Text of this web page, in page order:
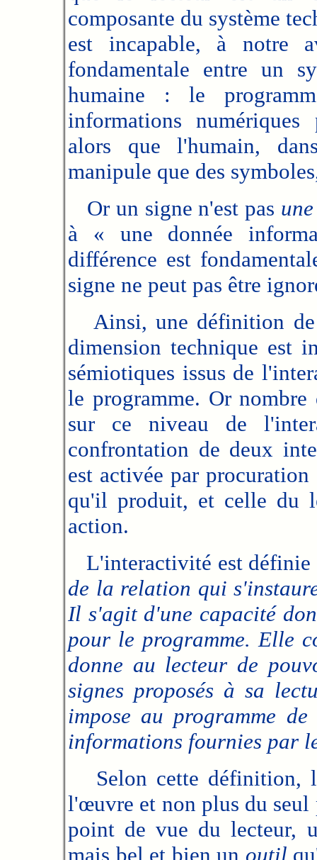
composante du système
est incapable, à notre
fondamentale entre un
humaine : le
informations numériques
alors que l'humain,
manipule que des
Or un signe n'est pas
à « une donnée
différence est
signe ne peut pas être
Ainsi, une définition de
dimension technique est
sémiotiques issus de
le programme. Or nombre
sur ce niveau de
confrontation de deux
est activée par
qu'il produit, et celle du
action.
L'interactivité est définie
de la relation qui
Il s'agit d'une capacité
pour le programme. Elle
donne au lecteur de
signes proposés à sa
impose au programme
informations fournies par
Selon cette définition,
l'œuvre et non plus du
point de vue du lecteur,
mais bel et bien un outil